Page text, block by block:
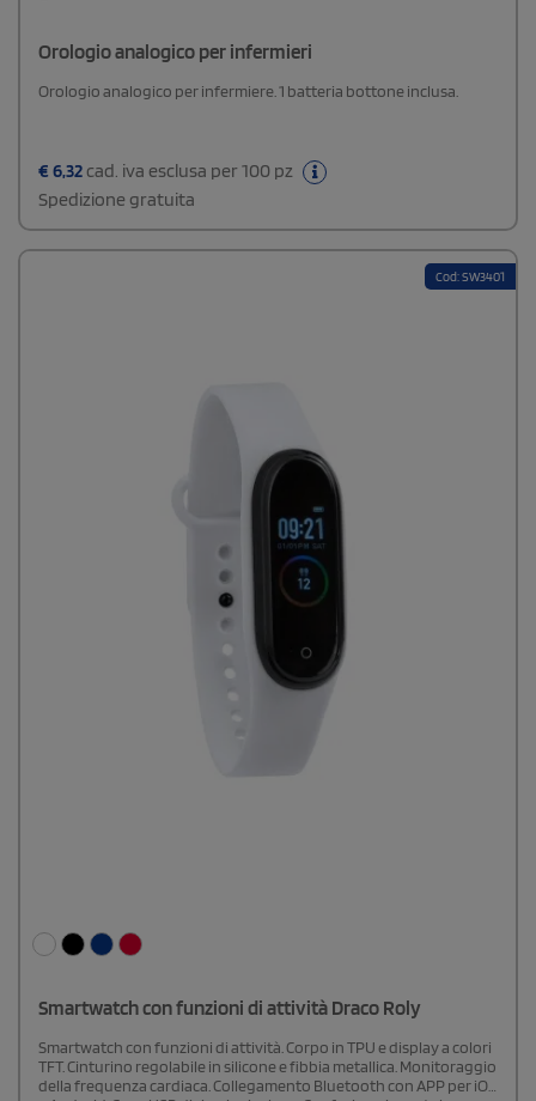
Orologio analogico per infermieri
Orologio analogico per infermiere. 1 batteria bottone inclusa.
€ 6,32 cad. iva esclusa per 100 pz
Spedizione gratuita
Cod: SW3401
Smartwatch con funzioni di attività Draco Roly
Smartwatch con funzioni di attività. Corpo in TPU e display a colori
TFT. Cinturino regolabile in silicone e fibbia metallica. Monitoraggio
della frequenza cardiaca. Collegamento Bluetooth con APP per iOS